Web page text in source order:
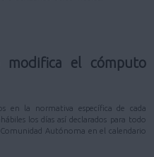
modifica el cómputo
en la normativa específica de cada
los días así declarados para todo
Autónoma en el calendario